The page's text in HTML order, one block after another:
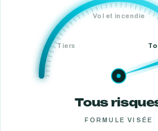
Tiers
Vol et incendie
Tous
FORMULE VISÉE